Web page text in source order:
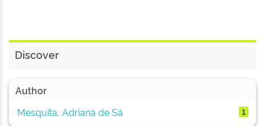
Discover
Author
Mesquita, Adriana de Sá
1